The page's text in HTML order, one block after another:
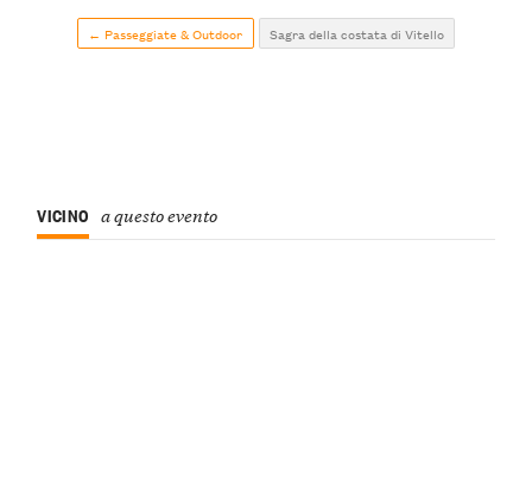
← Passeggiate & Outdoor Sagra della costata di Vitello
VICINO a questo evento